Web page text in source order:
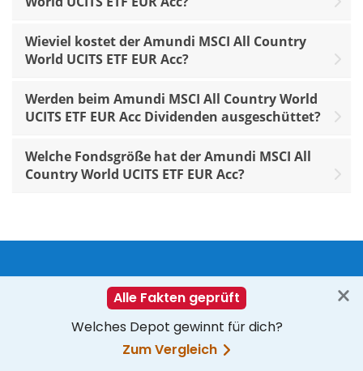
Wieviel kostet der Amundi MSCI All Country
World UCITS ETF EUR Acc?
Werden beim Amundi MSCI All Country World
UCITS ETF EUR Acc Dividenden ausgeschüttet?
Welche Fondsgröße hat der Amundi MSCI All
Country World UCITS ETF EUR Acc?
Verfolge deine ETF-Strategien online
Jetzt kostenlos anmelden